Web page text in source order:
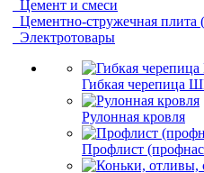
Цемент и смеси
Цементно-стружечная
Электротовары
Гибкая черепица
Рулонная кровля
Профлист